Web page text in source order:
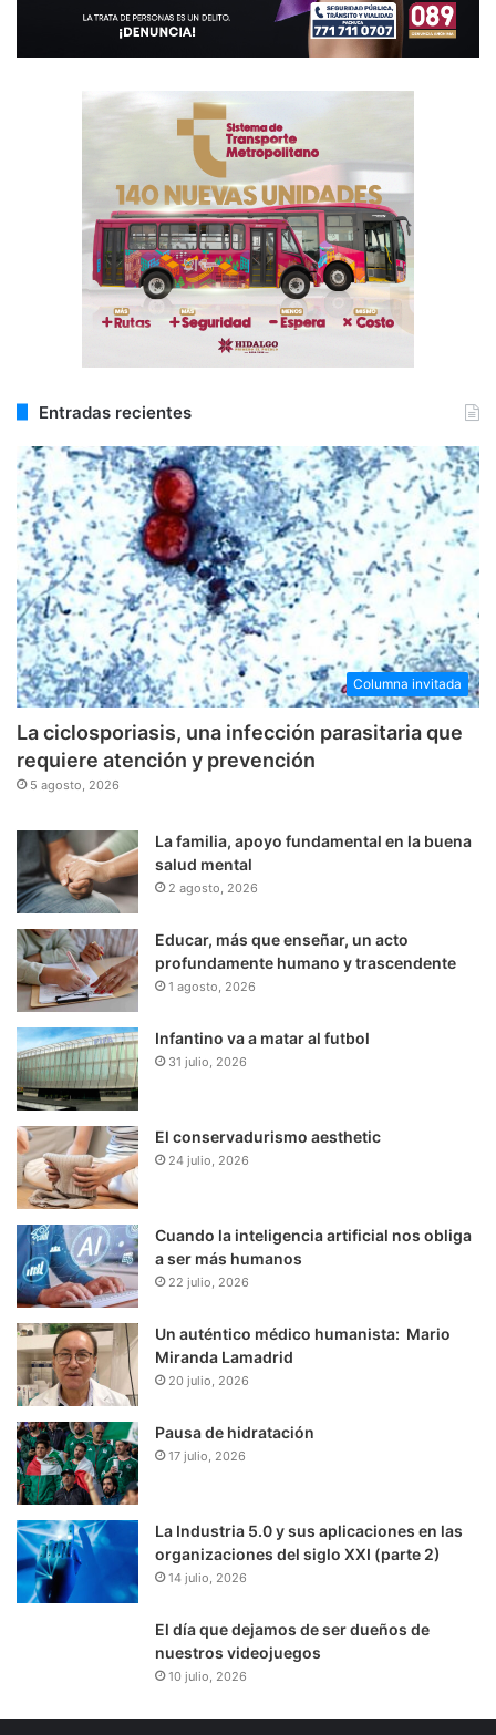
Entradas recientes
Columna invitada
La ciclosporiasis, una infección parasitaria que
requiere atención y prevención
5 agosto, 2026
La familia, apoyo fundamental en la buena
salud mental
2 agosto, 2026
Educar, más que enseñar, un acto
profundamente humano y trascendente
1 agosto, 2026
Infantino va a matar al futbol
31 julio, 2026
El conservadurismo aesthetic
24 julio, 2026
Cuando la inteligencia artificial nos obliga
a ser más humanos
22 julio, 2026
Un auténtico médico humanista: Mario
Miranda Lamadrid
20 julio, 2026
Pausa de hidratación
17 julio, 2026
La Industria 5.0 y sus aplicaciones en las
organizaciones del siglo XXI (parte 2)
14 julio, 2026
El día que dejamos de ser dueños de
nuestros videojuegos
10 julio, 2026